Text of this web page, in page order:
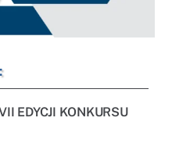
EDYCJI KONKURSU